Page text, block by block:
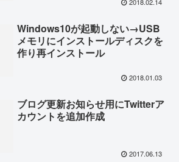
2018.02.14
Windows10が起動しない→USB
メモリにインストールディスクを
作り再インストール
2018.01.03
ブログ更新お知らせ用にTwitterア
カウントを追加作成
2017.06.13